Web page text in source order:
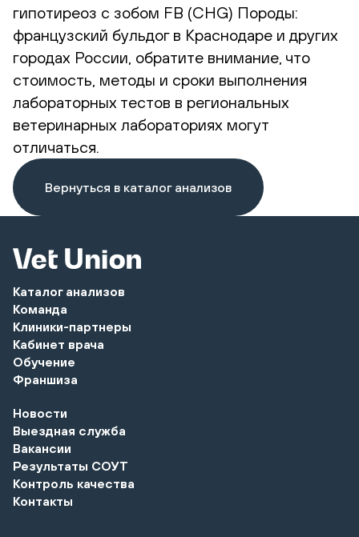
гипотиреоз с зобом FB (CHG) Породы:
французский бульдог в Краснодаре и других
городах России, обратите внимание, что
стоимость, методы и сроки выполнения
лабораторных тестов в региональных
ветеринарных лабораториях могут
отличаться.
Вернуться в каталог анализов
Каталог анализов
Команда
Клиники-партнеры
Кабинет врача
Обучение
Франшиза
Новости
Выездная служба
Вакансии
Результаты СОУТ
Контроль качества
Контакты